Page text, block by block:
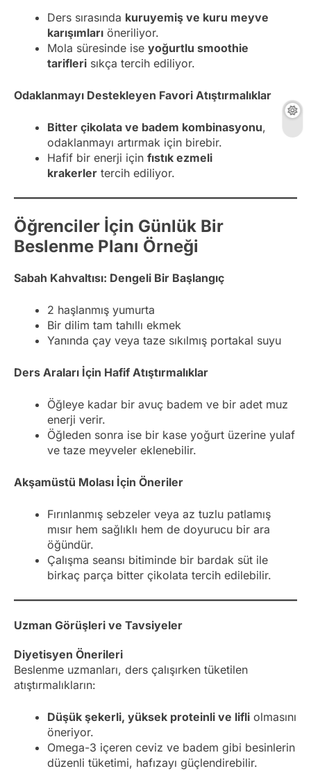
Ders sırasında kuruyemiş ve kuru meyve
karışımları öneriliyor.
Mola süresinde ise yoğurtlu smoothie
tarifleri sıkça tercih ediliyor.
Odaklanmayı Destekleyen Favori Atıştırmalıklar
Bitter çikolata ve badem kombinasyonu,
odaklanmayı artırmak için birebir.
Hafif bir enerji için fıstık ezmeli
krakerler tercih ediliyor.
Öğrenciler İçin Günlük Bir
Beslenme Planı Örneği
Sabah Kahvaltısı: Dengeli Bir Başlangıç
2 haşlanmış yumurta
Bir dilim tam tahıllı ekmek
Yanında çay veya taze sıkılmış portakal suyu
Ders Araları İçin Hafif Atıştırmalıklar
Öğleye kadar bir avuç badem ve bir adet muz
enerji verir.
Öğleden sonra ise bir kase yoğurt üzerine yulaf
ve taze meyveler eklenebilir.
Akşamüstü Molası İçin Öneriler
Fırınlanmış sebzeler veya az tuzlu patlamış
mısır hem sağlıklı hem de doyurucu bir ara
öğündür.
Çalışma seansı bitiminde bir bardak süt ile
birkaç parça bitter çikolata tercih edilebilir.
Uzman Görüşleri ve Tavsiyeler
Diyetisyen Önerileri
Beslenme uzmanları, ders çalışırken tüketilen
atıştırmalıkların:
Düşük şekerli, yüksek proteinli ve lifli olmasını
öneriyor.
Omega-3 içeren ceviz ve badem gibi besinlerin
düzenli tüketimi, hafızayı güçlendirebilir.